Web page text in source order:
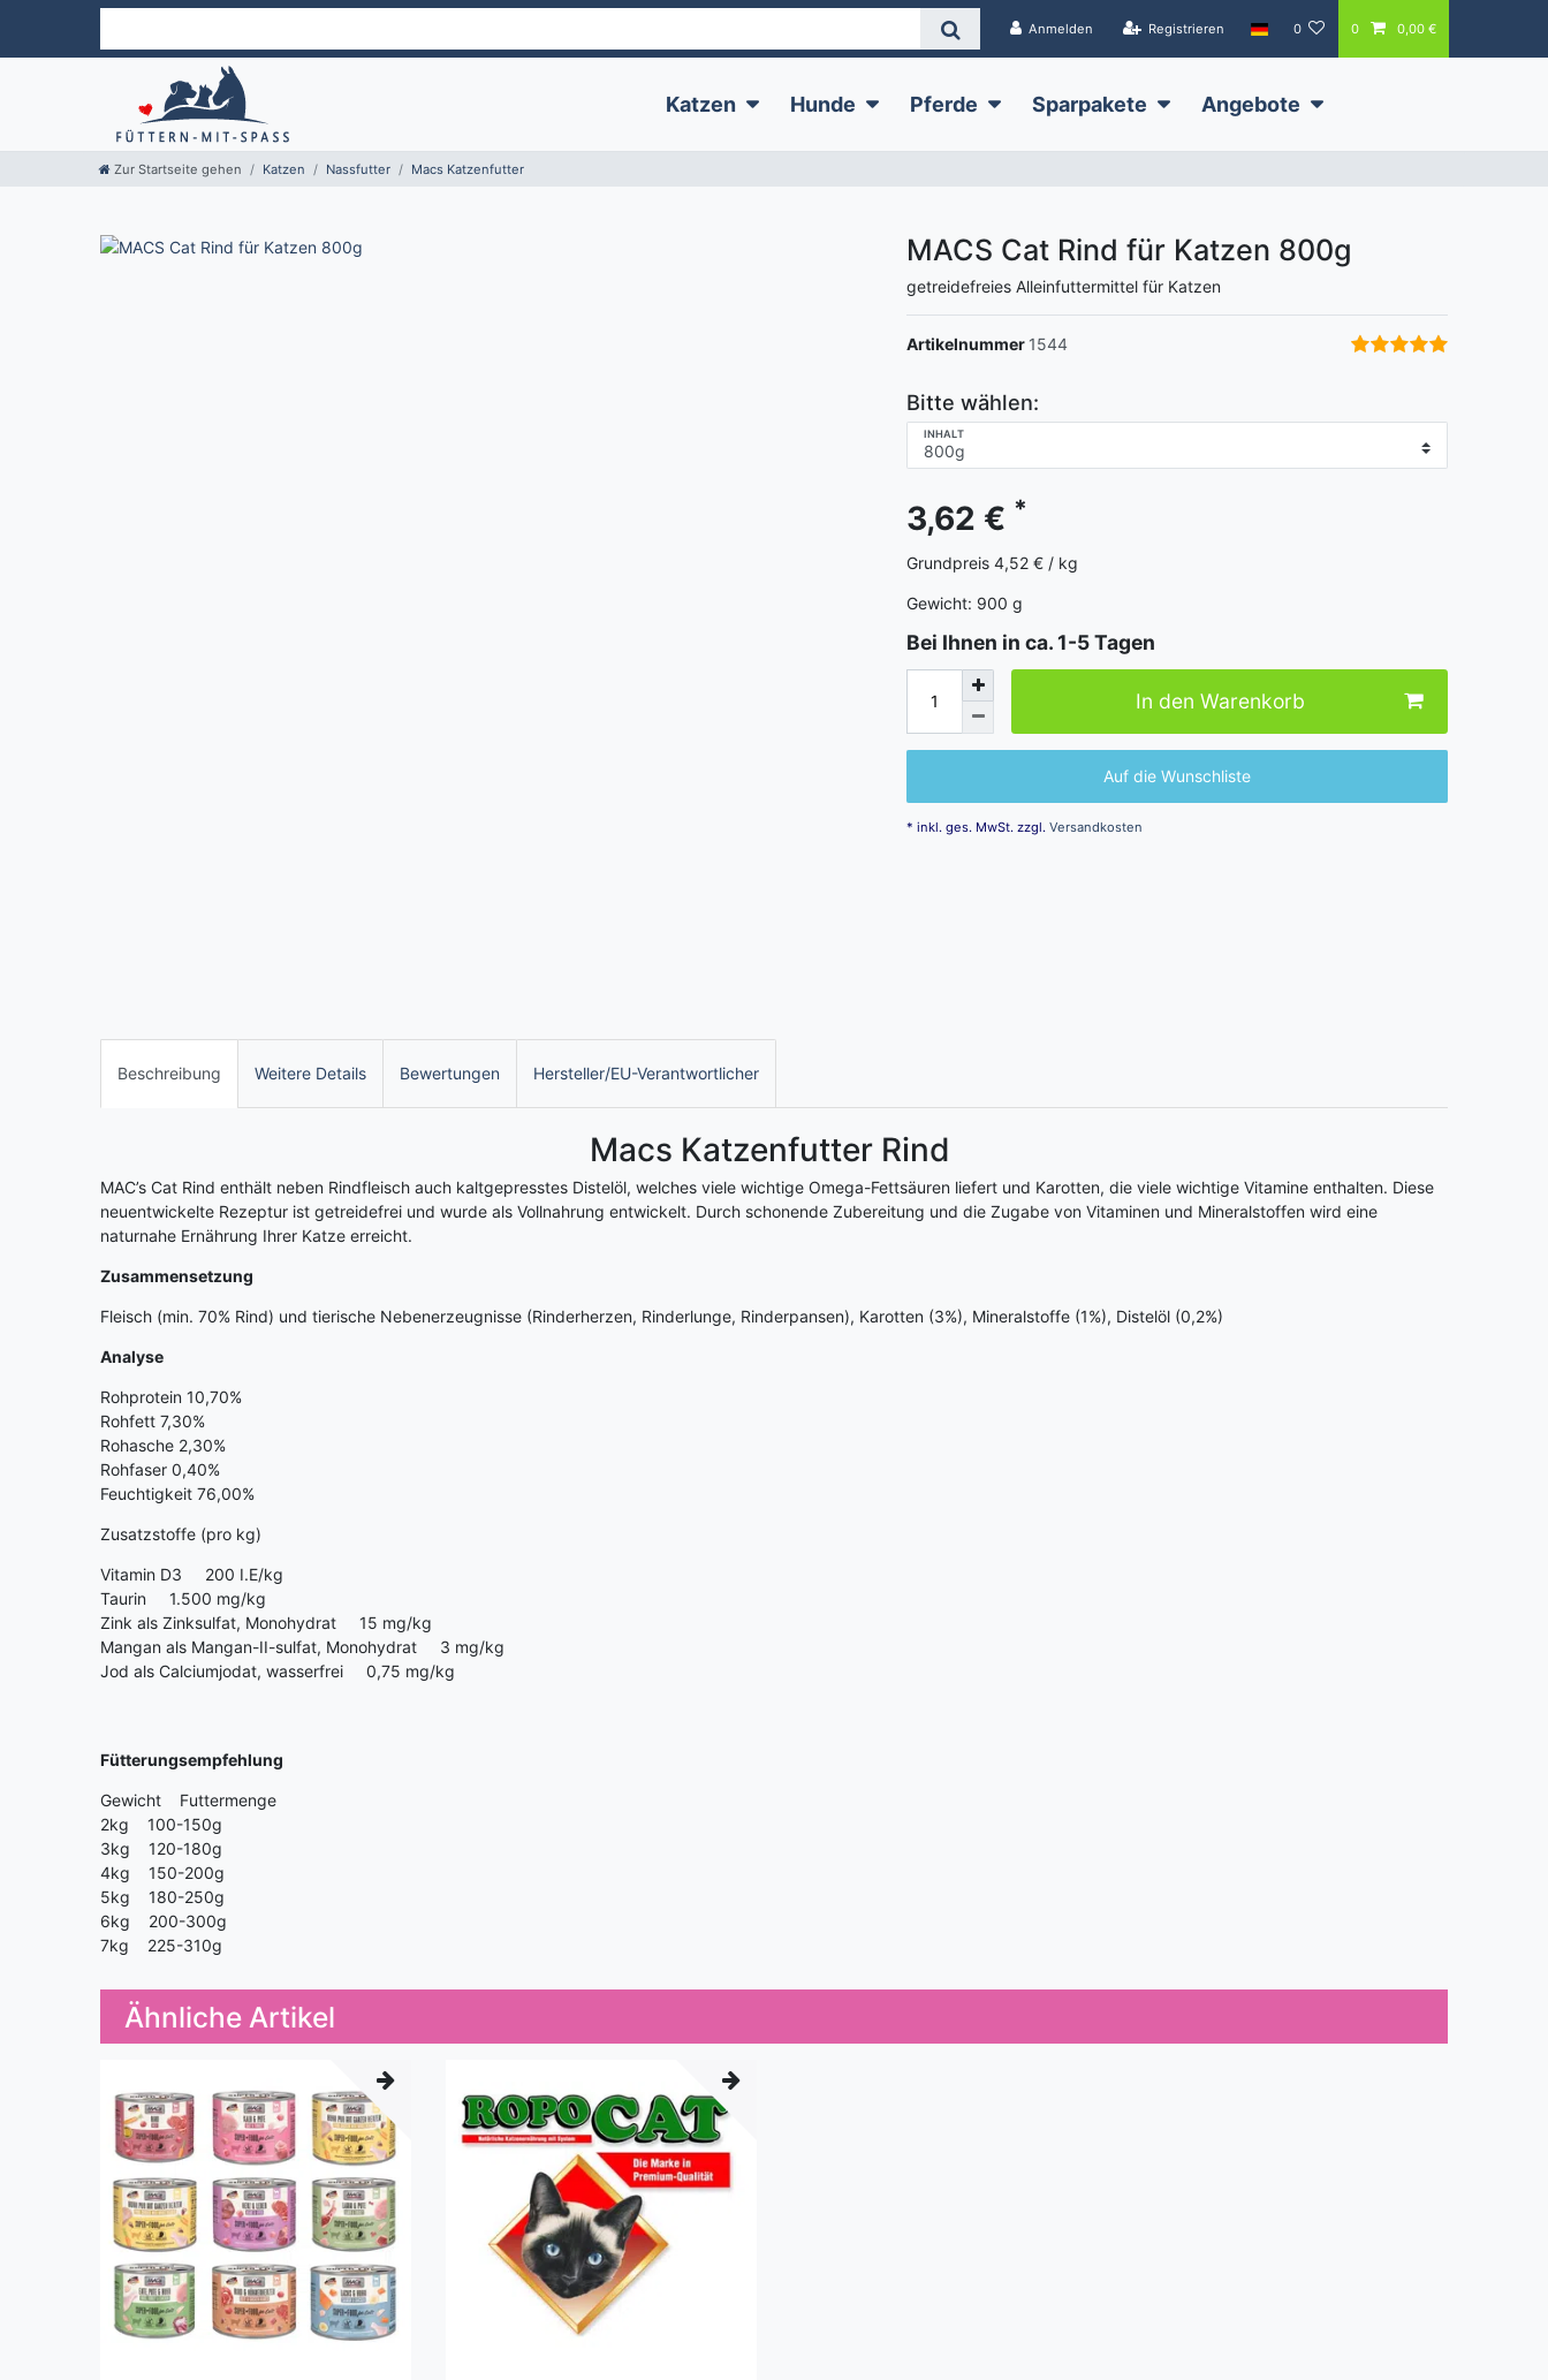
Anmelden Registrieren 0 0 0,00 €
Katzen Hunde Pferde Sparpakete Angebote
Zur Startseite gehen Katzen Nassfutter Macs Katzenfutter
MACS Cat Rind für Katzen 800g
getreidefreies Alleinfuttermittel für Katzen
Artikelnummer 1544
Bitte wählen:
INHALT
3,62 € *
Grundpreis 4,52 € / kg
Gewicht: 900 g
Bei Ihnen in ca. 1-5 Tagen
In den Warenkorb
Auf die Wunschliste
* inkl. ges. MwSt. zzgl. Versandkosten
Beschreibung Weitere Details Bewertungen Hersteller/EU-Verantwortlicher
Macs Katzenfutter Rind
MAC’s Cat Rind enthält neben Rindfleisch auch kaltgepresstes Distelöl, welches viele wichtige Omega-Fettsäuren liefert und Karotten, die viele wichtige Vitamine enthalten. Diese
neuentwickelte Rezeptur ist getreidefrei und wurde als Vollnahrung entwickelt. Durch schonende Zubereitung und die Zugabe von Vitaminen und Mineralstoffen wird eine
naturnahe Ernährung Ihrer Katze erreicht.
Zusammensetzung
Fleisch (min. 70% Rind) und tierische Nebenerzeugnisse (Rinderherzen, Rinderlunge, Rinderpansen), Karotten (3%), Mineralstoffe (1%), Distelöl (0,2%)
Analyse
Rohprotein 10,70%
Rohfett 7,30%
Rohasche 2,30%
Rohfaser 0,40%
Feuchtigkeit 76,00%
Zusatzstoffe (pro kg)
Vitamin D3 200 I.E/kg
Taurin 1.500 mg/kg
Zink als Zinksulfat, Monohydrat 15 mg/kg
Mangan als Mangan-II-sulfat, Monohydrat 3 mg/kg
Jod als Calciumjodat, wasserfrei 0,75 mg/kg
Fütterungsempfehlung
Gewicht Futtermenge
2kg 100-150g
3kg 120-180g
4kg 150-200g
5kg 180-250g
6kg 200-300g
7kg 225-310g
Ähnliche Artikel